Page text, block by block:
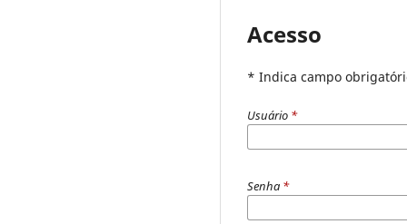
Acesso
* Indica campo
Usuário *
Senha *